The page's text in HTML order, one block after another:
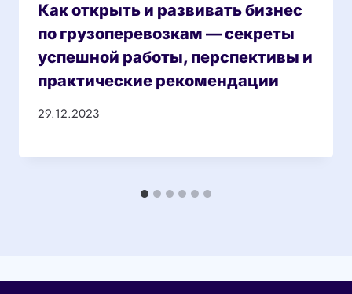
Как открыть и развивать бизнес
по грузоперевозкам — секреты
успешной работы, перспективы и
практические рекомендации
29.12.2023